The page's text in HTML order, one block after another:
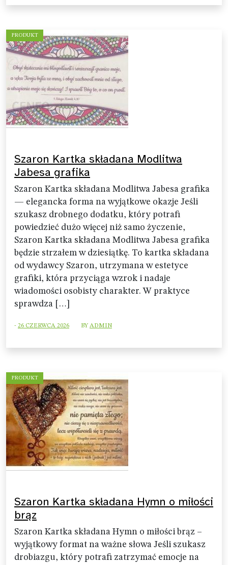
PRODUKT
Szaron Kartka składana Modlitwa
Jabesa grafika
Szaron Kartka składana Modlitwa Jabesa grafika
— elegancka forma na wyjątkowe okazje Jeśli
szukasz drobnego dodatku, który potrafi
powiedzieć dużo więcej niż samo życzenie,
Szaron Kartka składana Modlitwa Jabesa grafika
będzie strzałem w dziesiątkę. To kartka składana
od wydawcy Szaron, utrzymana w estetyce
grafiki, która przyciąga wzrok i nadaje
wiadomości osobisty charakter. W praktyce
sprawdza […]
- 26 CZERWCA 2026 BYADMIN
PRODUKT
Szaron Kartka składana Hymn o miłości
brąz
Szaron Kartka składana Hymn o miłości brąz –
wyjątkowy format na ważne słowa Jeśli szukasz
drobiazgu, który potrafi zatrzymać emocje na